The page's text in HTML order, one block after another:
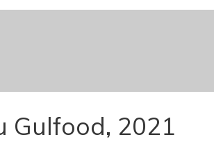
Gulfood, 2021